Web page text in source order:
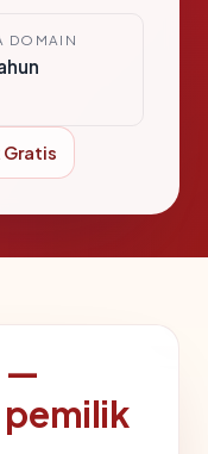
DOMAIN
Gratis
—
pemilik